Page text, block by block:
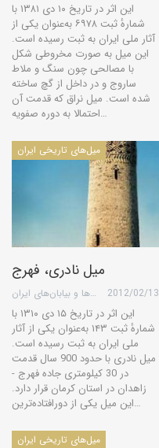
این اثر در تاریخ ۱۰ دی ۱۳۸۱ با
شمارهٔ ثبت ۶۹۷۸ به‌عنوان یکی از
آثار ملی ایران به ثبت رسیده است.
این میل به صورت مخروطی شکل
با مصالحی چون سنگ و ملاط
ساروج و در داخل از گچ ساخته
شده است. میل نراق که قدمت آن
احتمالا به دوره صفویه…
میل‌های تاریخی ایران
میل نادری، فهرج
گروه کویرها و بیابان‌های ایران 2012/02/13
این اثر در تاریخ ۱۵ دی ۱۳۱۰ با
شمارهٔ ثبت ۱۴۳ به‌عنوان یکی از آثار
ملی ایران به ثبت رسیده است.
میل نادری با حدود 900 سال قدمت
در 30 کیلومتری جاده فهرج -
زاهدان در استان کرمان قرار دارد.
این میل یکی از دورافتاده‌ترین…
میل‌های تاریخی ایران